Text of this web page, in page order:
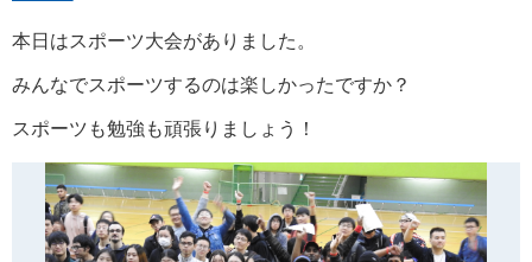
本日はスポーツ大会がありました。
みんなでスポーツするのは楽しかったですか？
スポーツも勉強も頑張りましょう！